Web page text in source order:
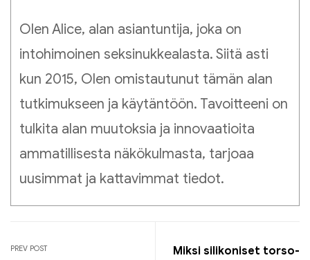
Olen Alice, alan asiantuntija, joka on
intohimoinen seksinukkealasta. Siitä asti
kun 2015, Olen omistautunut tämän alan
tutkimukseen ja käytäntöön. Tavoitteeni on
tulkita alan muutoksia ja innovaatioita
ammatillisesta näkökulmasta, tarjoaa
uusimmat ja kattavimmat tiedot.
PREV POST
Miksi silikoniset torso-